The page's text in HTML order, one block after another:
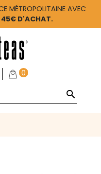
MÉTROPOLITAINE AVEC
45€ D'ACHAT.
0
